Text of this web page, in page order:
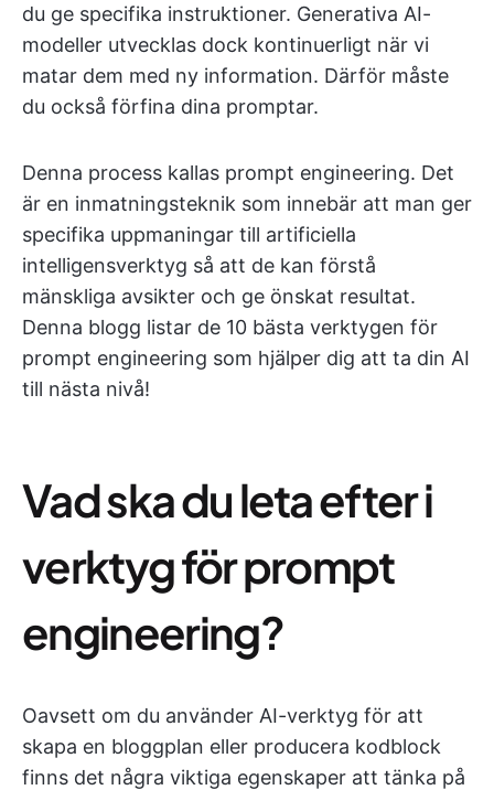
du ge specifika instruktioner. Generativa AI-
modeller utvecklas dock kontinuerligt när vi
matar dem med ny information. Därför måste
du också förfina dina promptar.
Denna process kallas prompt engineering. Det
är en inmatningsteknik som innebär att man ger
specifika uppmaningar till artificiella
intelligensverktyg så att de kan förstå
mänskliga avsikter och ge önskat resultat.
Denna blogg listar de 10 bästa verktygen för
prompt engineering som hjälper dig att ta din AI
till nästa nivå!
Vad ska du leta efter i
verktyg för prompt
engineering?
Oavsett om du använder AI-verktyg för att
skapa en bloggplan eller producera kodblock
finns det några viktiga egenskaper att tänka på